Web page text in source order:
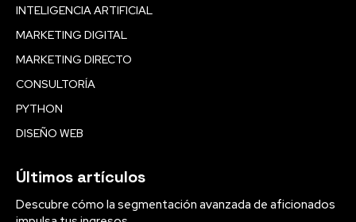
INTELIGENCIA ARTIFICIAL
MARKETING DIGITAL
MARKETING DIRECTO
CONSULTORÍA
PYTHON
DISEÑO WEB
Últimos artículos
Descubre cómo la segmentación avanzada de aficionados